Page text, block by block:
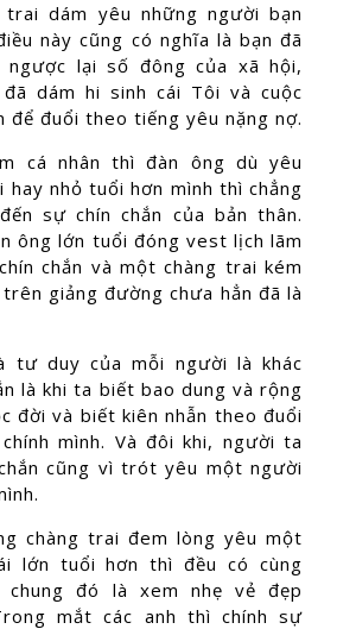
trai dám yêu những người bạn
này cũng có nghĩa là bạn đã
ngược lại số đông của xã hội,
dám hi sinh cái Tôi và cuộc
để đuổi theo tiếng yêu nặng nợ.
cá nhân thì đàn ông dù yêu
hay nhỏ tuổi hơn mình thì chẳng
sự chín chắn của bản thân.
ông lớn tuổi đóng vest lịch lãm
chắn và một chàng trai kém
giảng đường chưa hẳn đã là
tư duy của mỗi người là khác
là khi ta biết bao dung và rộng
đời và biết kiên nhẫn theo đuổi
mình. Và đôi khi, người ta
cũng vì trót yêu một người
chàng trai đem lòng yêu một
lớn tuổi hơn thì đều có cùng
đó là xem nhẹ vẻ đẹp
mắt các anh thì chính sự